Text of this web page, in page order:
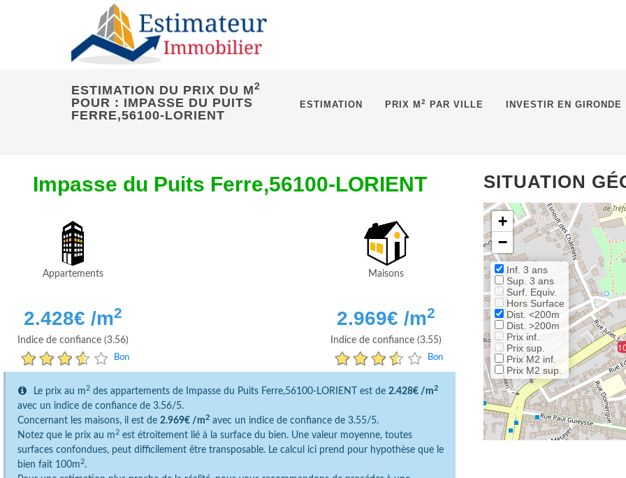
ESTIMATION PRIX M 2 PAR VILLE INVESTIR EN GIRONDE
ESTIMATION DU PRIX DU M2
POUR : IMPASSE DU PUITS
FERRE,56100-LORIENT
Impasse du Puits Ferre,56100-LORIENT
Appartements
2.428€ /m2
Indice de confiance (3.56)
Bon
Maisons
2.969€ /m2
Indice de confiance (3.55)
Bon
Le prix au m 2 des appartements de Impasse du Puits Ferre,56100-LORIENT est de 2.428€ /m2
avec un indice de confiance de 3.56/5.
Concernant les maisons, il est de 2.969€ /m2 avec un indice de confiance de 3.55/5.
Notez que le prix au m 2 est étroitement lié à la surface du bien. Une valeur moyenne, toutes
surfaces confondues, peut difficilement être transposable. Le calcul ici prend pour hypothèse que le
bien fait 100m 2.
SITUATION
+
−
Inf. 3 ans
Sup. 3 ans
Surf. Equiv.
Hors Surface
Dist. <200m
Dist. >200m
Prix inf.
Prix sup.
Prix M2 inf.
Prix M2 sup.